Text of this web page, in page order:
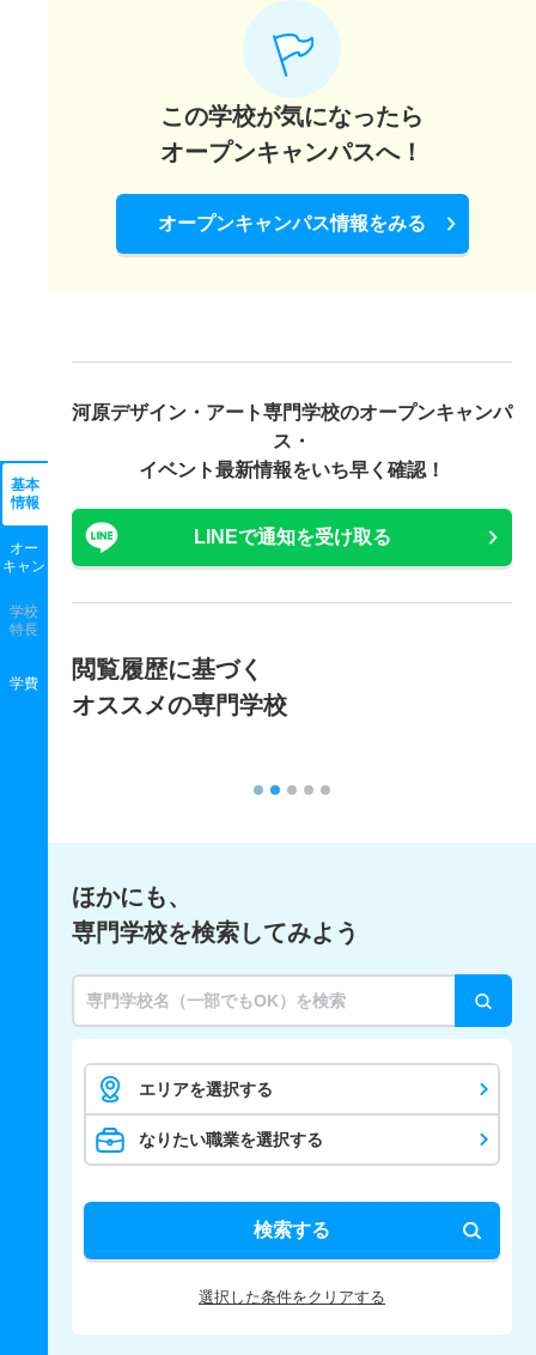
基本
情報
オー
キャン
学校
特長
学費
この学校が気になったら
オープンキャンパスへ！
オープンキャンパス情報をみる
河原デザイン・アート専門学校のオープンキャンパ
ス・
イベント最新情報をいち早く確認！
LINEで通知を受け取る
閲覧履歴に基づく
オススメの専門学校
ほかにも、
専門学校を検索してみよう
エリアを選択する
なりたい職業を選択する
検索する
選択した条件をクリアする